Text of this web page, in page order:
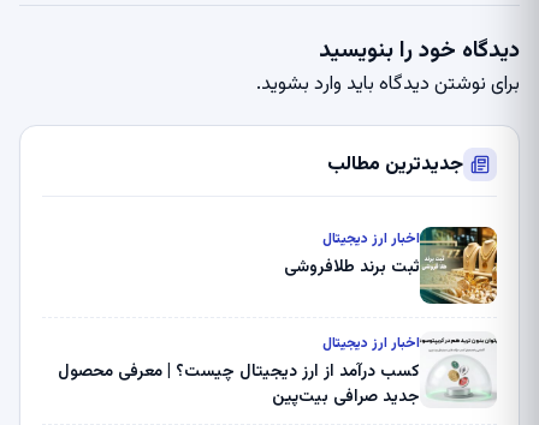
دیدگاه خود را بنویسید
برای نوشتن دیدگاه باید وارد بشوید.
جدیدترین مطالب
اخبار ارز دیجیتال
ثبت برند طلافروشی
اخبار ارز دیجیتال
کسب درآمد از ارز دیجیتال چیست؟ | معرفی محصول
جدید صرافی بیت‌پین